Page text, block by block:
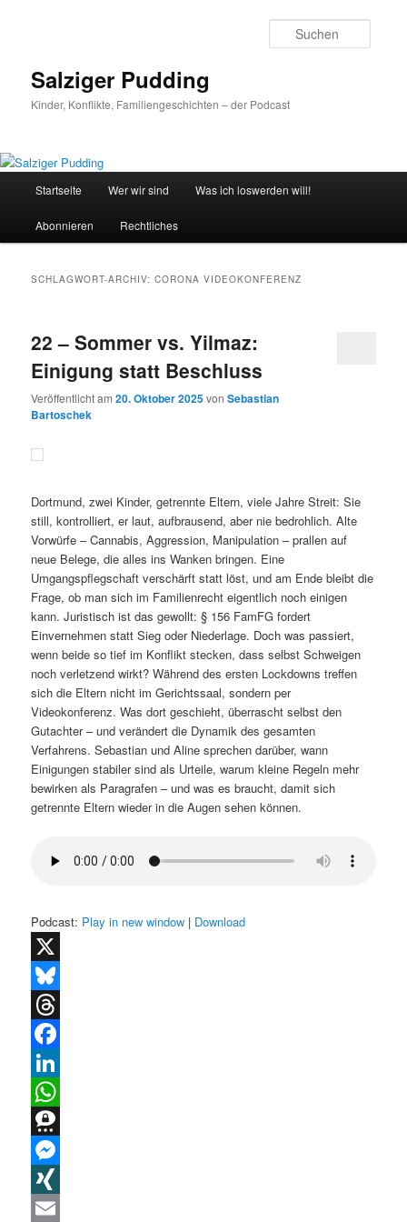
Salziger Pudding
Kinder, Konflikte, Familiengeschichten – der Podcast
Startseite Wer wir sind Was ich loswerden will!
Abonnieren Rechtliches
SCHLAGWORT-ARCHIV:CORONA VIDEOKONFERENZ
22 – Sommer vs. Yilmaz:
Einigung statt Beschluss
Veröffentlicht am20. Oktober 2025vonSebastian
Bartoschek
Dortmund, zwei Kinder, getrennte Eltern, viele Jahre Streit: Sie
still, kontrolliert, er laut, aufbrausend, aber nie bedrohlich. Alte
Vorwürfe – Cannabis, Aggression, Manipulation – prallen auf
neue Belege, die alles ins Wanken bringen. Eine
Umgangspflegschaft verschärft statt löst, und am Ende bleibt die
Frage, ob man sich im Familienrecht eigentlich noch einigen
kann. Juristisch ist das gewollt: § 156 FamFG fordert
Einvernehmen statt Sieg oder Niederlage. Doch was passiert,
wenn beide so tief im Konflikt stecken, dass selbst Schweigen
noch verletzend wirkt? Während des ersten Lockdowns treffen
sich die Eltern nicht im Gerichtssaal, sondern per
Videokonferenz. Was dort geschieht, überrascht selbst den
Gutachter – und verändert die Dynamik des gesamten
Verfahrens. Sebastian und Aline sprechen darüber, wann
Einigungen stabiler sind als Urteile, warum kleine Regeln mehr
bewirken als Paragrafen – und was es braucht, damit sich
getrennte Eltern wieder in die Augen sehen können.
Podcast: Play in new window | Download
X
Bluesky
Threads
Facebook
LinkedIn
WhatsApp
Threema
Messenger
XING